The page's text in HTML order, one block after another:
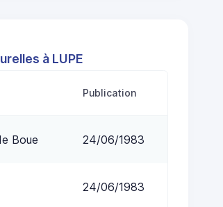
à LUPE
Publication
Boue 24/06/1983
24/06/1983